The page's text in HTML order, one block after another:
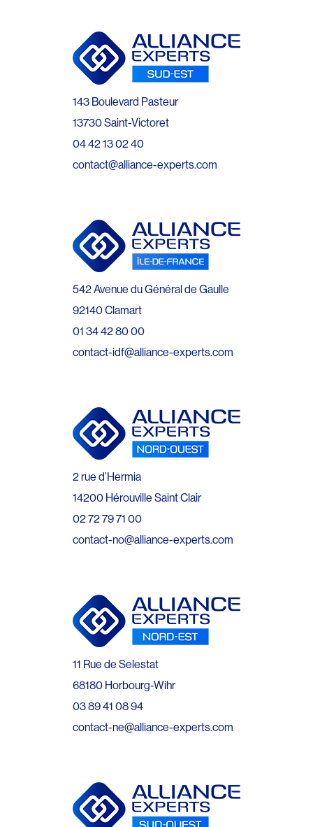
143 Boulevard Pasteur
13730 Saint-Victoret
04 42 13 02 40
contact@alliance-experts.com
542 Avenue du Général de Gaulle
92140 Clamart
01 34 42 80 00
contact-idf@alliance-experts.com
2 rue d’Hermia
14200 Hérouville Saint Clair
02 72 79 71 00
contact-no@alliance-experts.com
11 Rue de Selestat
68180 Horbourg-Wihr
03 89 41 08 94
contact-ne@alliance-experts.com